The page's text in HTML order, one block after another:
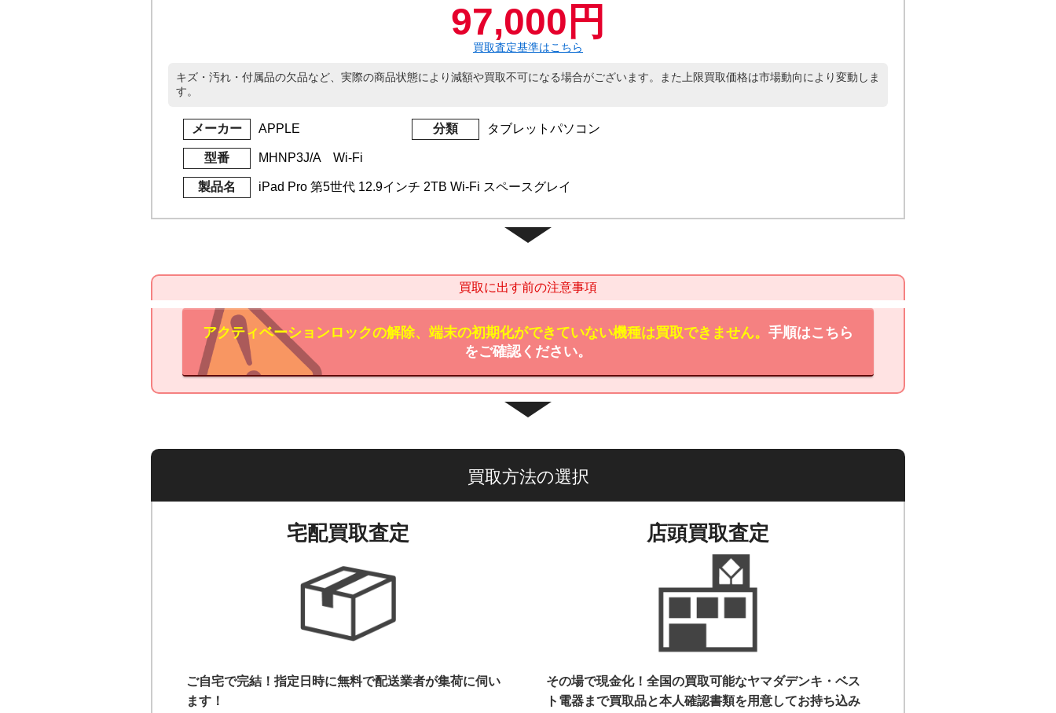
97,000円
買取査定基準はこちら
キズ・汚れ・付属品の欠品など、実際の商品状態により減額や買取不可になる場合がございます。また上限買取価格は市場動向により変動しま
す。
メーカー APPLE 分類 タブレットパソコン
型番 MHNP3J/A Wi-Fi
製品名 iPad Pro 第5世代 12.9インチ 2TB Wi-Fi スペースグレイ
買取に出す前の注意事項
アクティベーションロックの解除、端末の初期化ができていない機種は買取できません。 手順はこちら
をご確認ください。
買取方法の選択
宅配買取査定
ご自宅で完結！指定日時に無料で配送業者が集荷に伺い
ます！
店頭買取査定
その場で現金化！全国の買取可能なヤマダデンキ・ベス
ト電器まで買取品と本人確認書類を用意してお持ち込み